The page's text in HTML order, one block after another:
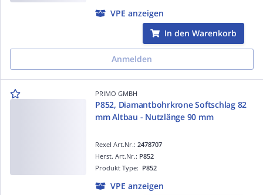
VPE anzeigen
In den Warenkorb
Anmelden
PRIMO GMBH
P852, Diamantbohrkrone Softschlag 82
mm Altbau - Nutzlänge 90 mm
Rexel Art.Nr.: 2478707
Produkt Type: P852
Herst. Art.Nr.: P852
VPE anzeigen